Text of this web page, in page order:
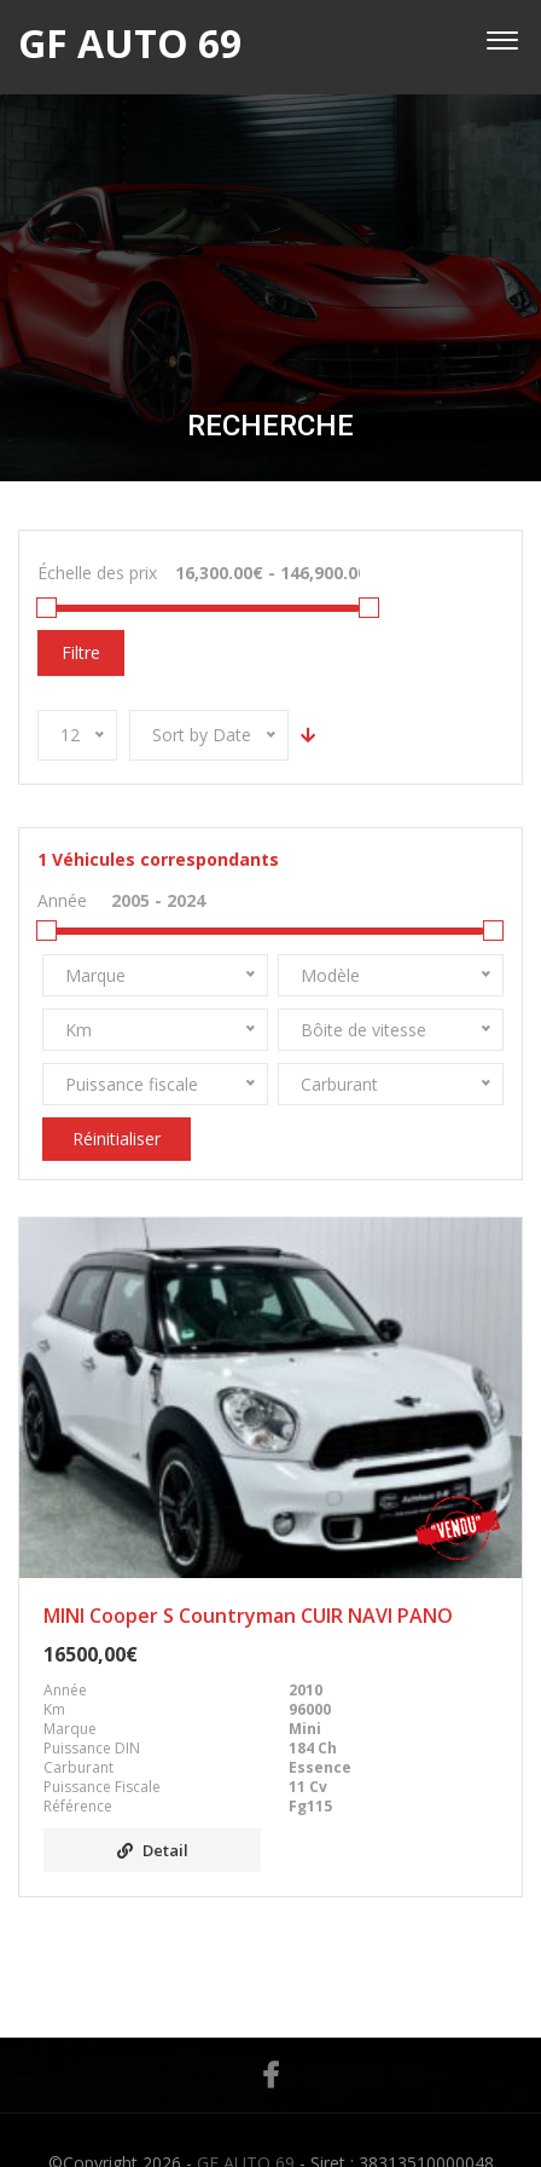
GF AUTO 69
RECHERCHE
Échelle des prix
Filtre
12 Sort by Date
1 Véhicules correspondants
Année
Marque Modèle
Km Bôite de vitesse
Puissance fiscale Carburant
Réinitialiser
MINI Cooper S Countryman CUIR NAVI PANO
16500,00€
Année
2010
Km
96000
Marque
Mini
Puissance DIN
184 Ch
Carburant
Essence
Puissance Fiscale
11 Cv
Référence
Fg115
Detail